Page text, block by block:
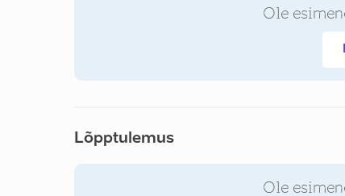
Ole
Lõpptulemus
Ole